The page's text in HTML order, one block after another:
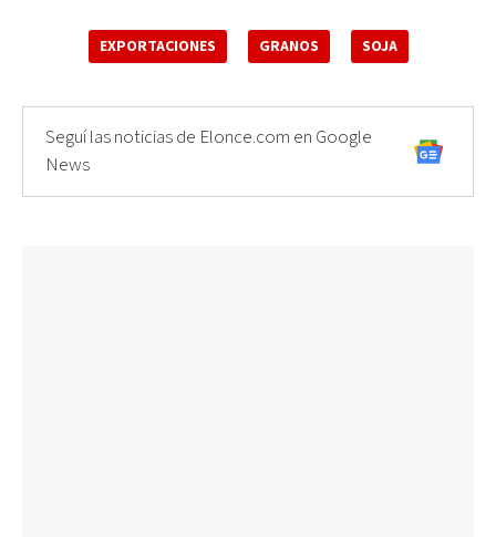
EXPORTACIONES GRANOS SOJA
Seguí las noticias de Elonce.com en Google
News